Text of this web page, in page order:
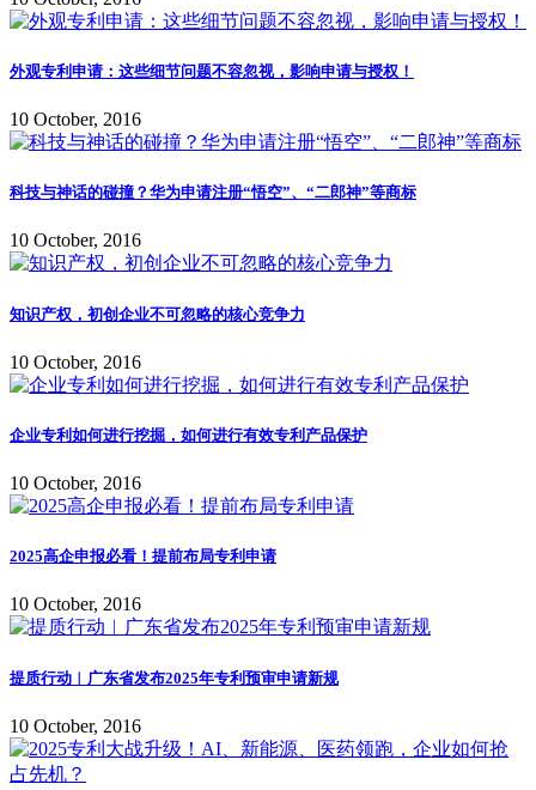
外观专利申请：这些细节问题不容忽视，影响申请与授权！
10 October, 2016
科技与神话的碰撞？华为申请注册“悟空”、“二郎神”等商标
10 October, 2016
知识产权，初创企业不可忽略的核心竞争力
10 October, 2016
企业专利如何进行挖掘，如何进行有效专利产品保护
10 October, 2016
2025高企申报必看！提前布局专利申请
10 October, 2016
提质行动︱广东省发布2025年专利预审申请新规
10 October, 2016